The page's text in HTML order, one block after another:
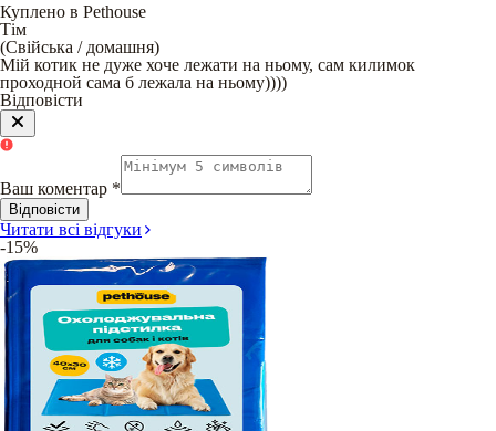
Куплено в Pethouse
Тім
(Свійська / домашня)
Мій котик не дуже хоче лежати на ньому, сам килимок
проходной сама б лежала на ньому))))
Відповісти
Ваш коментар *
Відповісти
Читати всі відгуки
-15%